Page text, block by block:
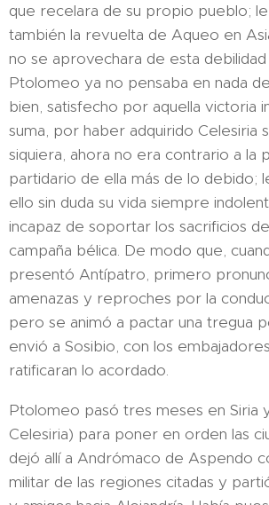
que recelara de su propio pueblo; le
también la revuelta de Aqueo en
no se aprovechara de esta
Ptolomeo ya no pensaba en nada
bien, satisfecho por aquella victoria
suma, por haber adquirido Celesiria
siquiera, ahora no era contrario a la
partidario de ella más de lo debido;
ello sin duda su vida siempre
incapaz de soportar los sacrificios
campaña bélica. De modo que,
presentó Antípatro, primero
amenazas y reproches por la
pero se animó a pactar una tregua
envió a Sosibio, con los
ratificaran lo acordado.
Ptolomeo pasó tres meses en Siria
Celesiria) para poner en orden las
dejó allí a Andrómaco de Aspendo
militar de las regiones citadas y